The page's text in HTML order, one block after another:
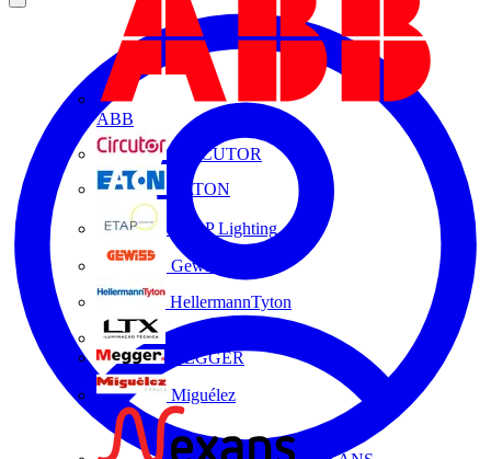
ABB
CIRCUTOR
EATON
ETAP Lighting
Gewiss
HellermannTyton
MEGGER
Miguélez